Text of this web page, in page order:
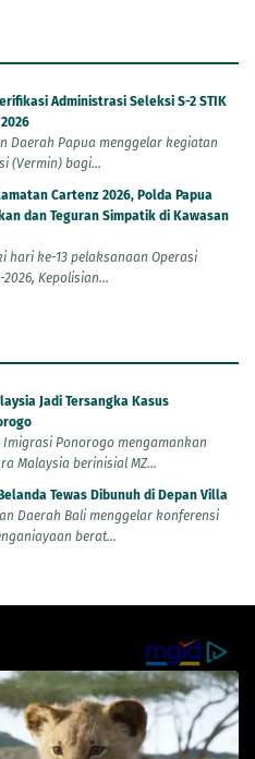
Administrasi Seleksi S-2 STIK
Daerah Papua menggelar kegiatan
(Vermin) bagi...
Cartenz 2026, Polda Papua
dan Teguran Simpatik di Kawasan
hari ke-13 pelaksanaan Operasi
Kepolisian...
Jadi Tersangka Kasus
Imigrasi Ponorogo mengamankan
Malaysia berinisial MZ...
Tewas Dibunuh di Depan Villa
Daerah Bali menggelar konferensi
berat...